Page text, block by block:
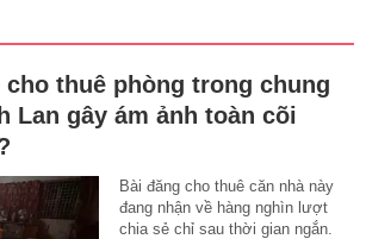
cho thuê phòng trong chung
Lan gây ám ảnh toàn cõi
Bài đăng cho thuê căn nhà này
đang nhận về hàng nghìn lượt
chia sẻ chỉ sau thời gian ngắn.